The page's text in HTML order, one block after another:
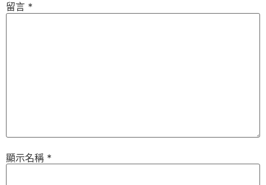
留言 *
顯示名稱 *